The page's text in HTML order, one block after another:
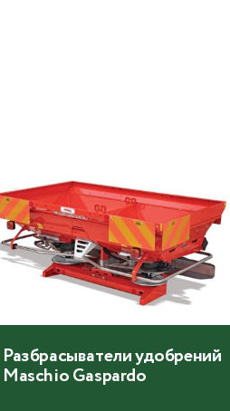
Разбрасыватели удобрений
Maschio Gaspardo